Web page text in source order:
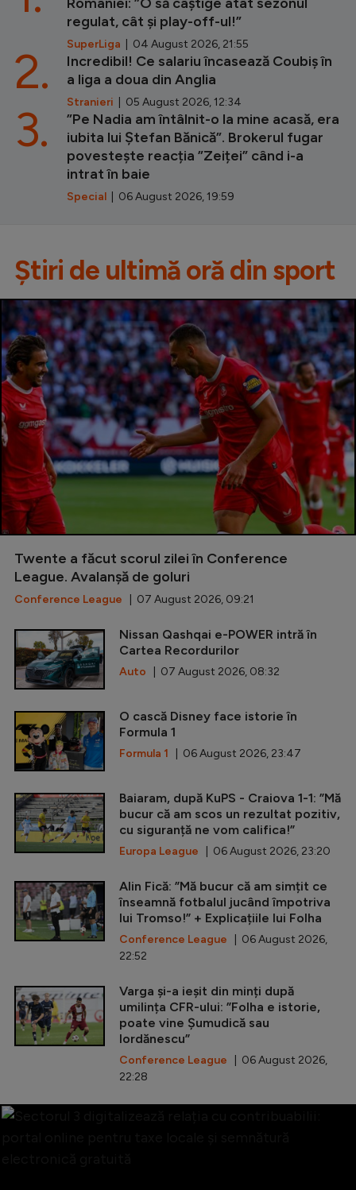
regulat, cât și play-off-ul!”
SuperLiga | 04 August 2026, 21:55
Incredibil! Ce salariu încasează Coubiș în
a liga a doua din Anglia
Stranieri | 05 August 2026, 12:34
2.
”Pe Nadia am întâlnit-o la mine acasă, era
iubita lui Ștefan Bănică”. Brokerul fugar
povestește reacția ”Zeiței” când i-a
intrat în baie
Special | 06 August 2026, 19:59
3.
Știri de ultimă oră din sport
Twente a făcut scorul zilei în Conference
League. Avalanșă de goluri
Conference League | 07 August 2026, 09:21
Nissan Qashqai e-POWER intră în
Cartea Recordurilor
Auto | 07 August 2026, 08:32
O cască Disney face istorie în
Formula 1
Formula 1 | 06 August 2026, 23:47
Baiaram, după KuPS - Craiova 1-1: ”Mă
bucur că am scos un rezultat pozitiv,
cu siguranță ne vom califica!”
Europa League | 06 August 2026, 23:20
Alin Fică: ”Mă bucur că am simțit ce
înseamnă fotbalul jucând împotriva
lui Tromso!” + Explicațiile lui Folha
Conference League | 06 August 2026,
22:52
Varga și-a ieșit din minți după
umilința CFR-ului: ”Folha e istorie,
poate vine Șumudică sau
Iordănescu”
Conference League | 06 August 2026,
22:28